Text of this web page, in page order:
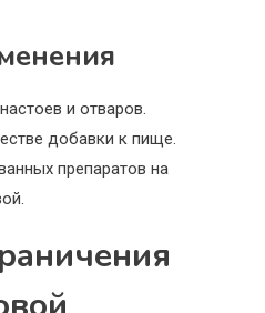
и отваров.
добавки к пище.
препаратов на